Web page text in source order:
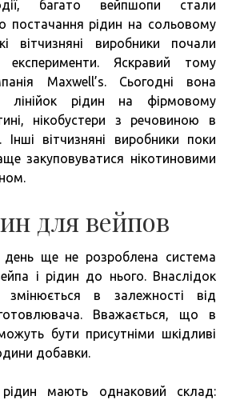
багато вейпшопи стали
постачання рідин на сольовому
вітчизняні виробники почали
експерименти. Яскравий тому
Maxwell’s. Сьогодні вона
лінійок рідин на фірмовому
нікобустери з речовиною в
Інші вітчизняні виробники поки
закуповуватися нікотиновими
для вейпов
день ще не розроблена система
і рідин до нього. Внаслідок
змінюється в залежності від
Вважається, що в
бути присутніми шкідливі
добавки.
мають однаковий склад: